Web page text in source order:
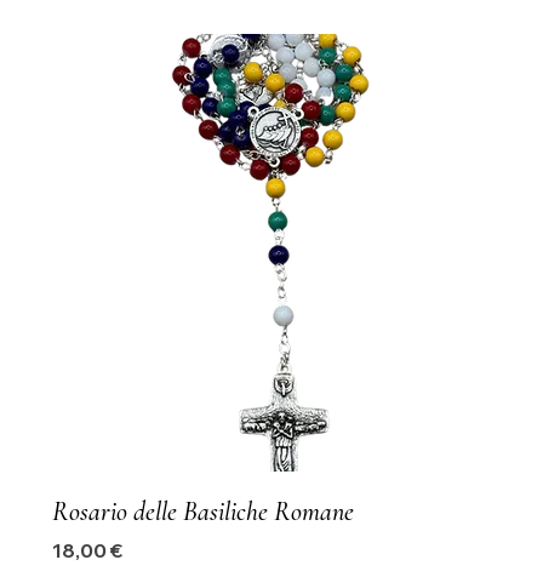
Rosario delle Basiliche Romane
Precio
18,00 €